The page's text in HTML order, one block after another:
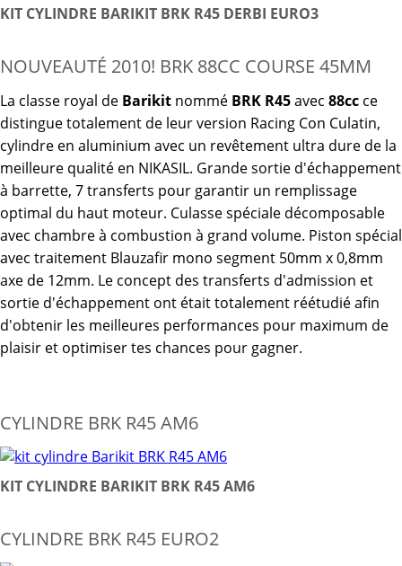
KIT CYLINDRE BARIKIT BRK R45 DERBI EURO3
NOUVEAUTÉ 2010! BRK 88CC COURSE 45MM
La classe royal de Barikit nommé BRK R45avec 88cc ce
distingue totalement de leur version Racing Con Culatin,
cylindre en aluminium avec un revêtement ultra dure de la
meilleure qualité en NIKASIL. Grande sortie d'échappement
à barrette, 7 transferts pour garantir un remplissage
optimal du haut moteur. Culasse spéciale décomposable
avec chambre à combustion à grand volume. Piston spécial
avec traitement Blauzafir mono segment 50mm x 0,8mm
axe de 12mm. Le concept des transferts d'admission et
sortie d'échappement ont était totalement réétudié afin
d'obtenir les meilleures performances pour maximum de
plaisir et optimiser tes chances pour gagner.
CYLINDRE BRK R45 AM6
KIT CYLINDRE BARIKIT BRK R45 AM6
CYLINDRE BRK R45 EURO2